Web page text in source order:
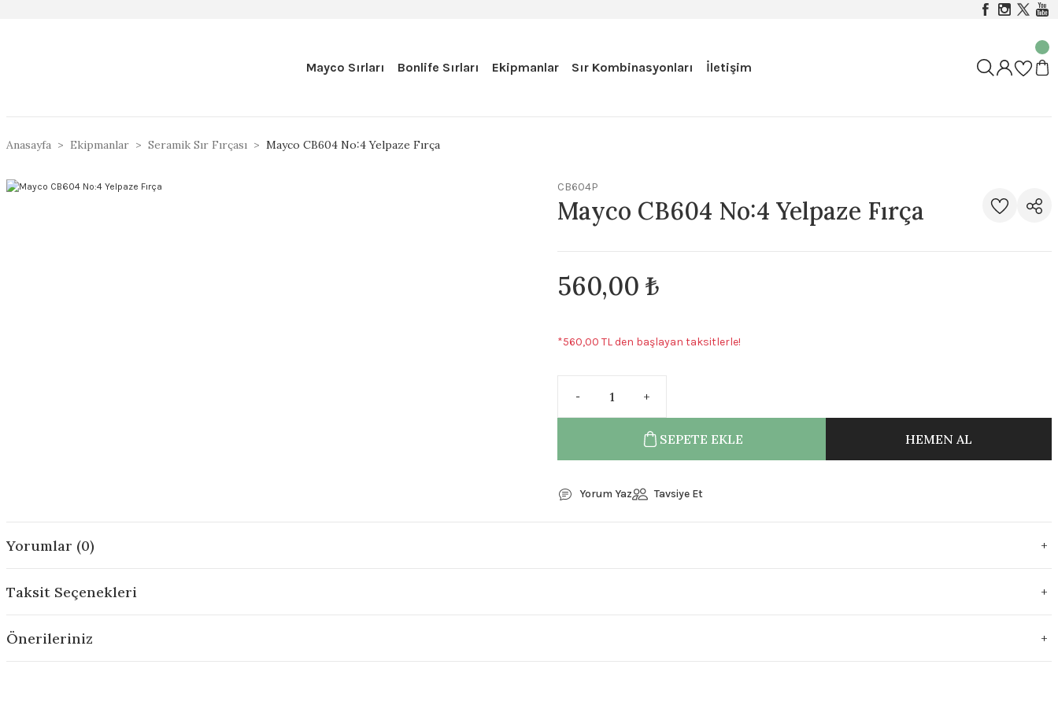
Mayco Sırları Bonlife Sırları Ekipmanlar Sır Kombinasyonları İletişim
Anasayfa Ekipmanlar Seramik Sır Fırçası Mayco CB604 No:4 Yelpaze Fırça
CB604P
Mayco CB604 No:4 Yelpaze Fırça
560,00 ₺
*560,00 TL den başlayan taksitlerle!
SEPETE EKLE HEMEN AL
Yorum Yaz Tavsiye Et
Yorumlar (0)
Taksit Seçenekleri
Önerileriniz